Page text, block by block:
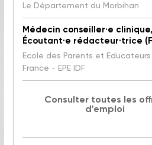
Le Département du Morbihan
Médecin conseiller·e clinique,
Écoutant·e rédacteur·trice
Ecole des Parents et
France - EPE IDF
Consulter toutes les
d'emploi